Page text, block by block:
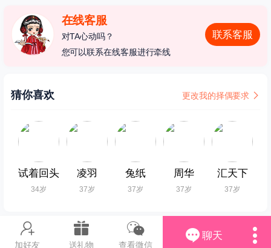
在线客服
对TA心动吗？
您可以联系在线客服进行牵线
联系客服
猜你喜欢 更改我的择偶要求
试着回头
34岁
凌羽
37岁
兔纸
37岁
周华
37岁
汇天下
37岁
加好友 送礼物 查看微信
聊天